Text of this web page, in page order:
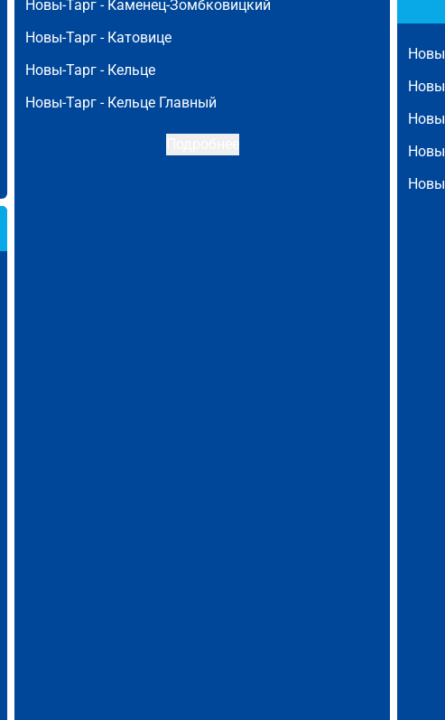
Новы-Тарг - Каменец-Зомбковицкий
Новы-Тарг - Катовице
Новы-Тарг - Кельце
Новы-Тарг - Кельце Главный